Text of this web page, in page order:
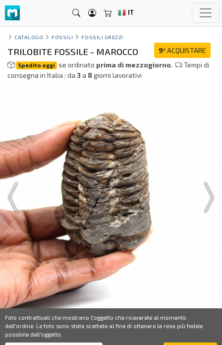
IT
CATALOGO FOSSILI FOSSILI GREZZI
9€ ACQUISTARE
TRILOBITE FOSSILE - MAROCCO
Spedito oggi se ordinato prima di mezzogiorno.
Tempi di
consegna in Italia : da 3a 8giorni lavorativi
Foto contrattuali che mostrano l'oggetto che riceverete al momento
dell'ordine. Le foto sono state scattate al fine di ottenere la resa più fedele
possibile dell'oggetto.